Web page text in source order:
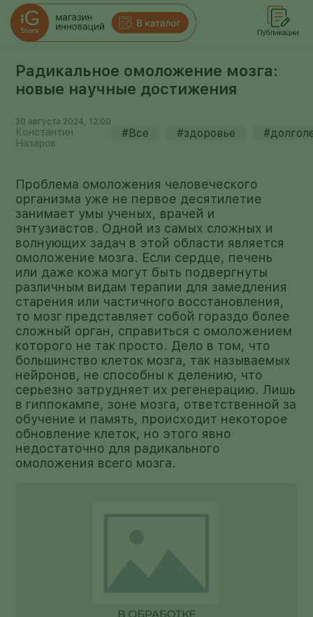
Радикальное омоложение мозга:
новые научные достижения
20 августа 2024, 12:00
Константин
Назаров
#Все #здоровье
Проблема омоложения человеческого
организма уже не первое десятилетие
занимает умы ученых, врачей и
энтузиастов. Одной из самых сложных и
волнующих задач в этой области является
омоложение мозга. Если сердце, печень
или даже кожа могут быть подвергнуты
различным видам терапии для замедления
старения или частичного восстановления,
то мозг представляет собой гораздо более
сложный орган, справиться с омоложением
которого не так просто. Дело в том, что
большинство клеток мозга, так называемых
нейронов, не способны к делению, что
серьезно затрудняет их регенерацию. Лишь
в гиппокампе, зоне мозга, ответственной за
обучение и память, происходит некоторое
обновление клеток, но этого явно
недостаточно для радикального
омоложения всего мозга.